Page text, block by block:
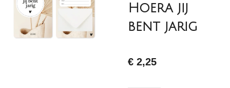
Hoera jij
bent jarig
€ 2,25